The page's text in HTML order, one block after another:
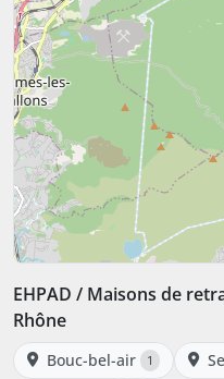
EHPAD / Maisons de
Rhône
Bouc-bel-air 1